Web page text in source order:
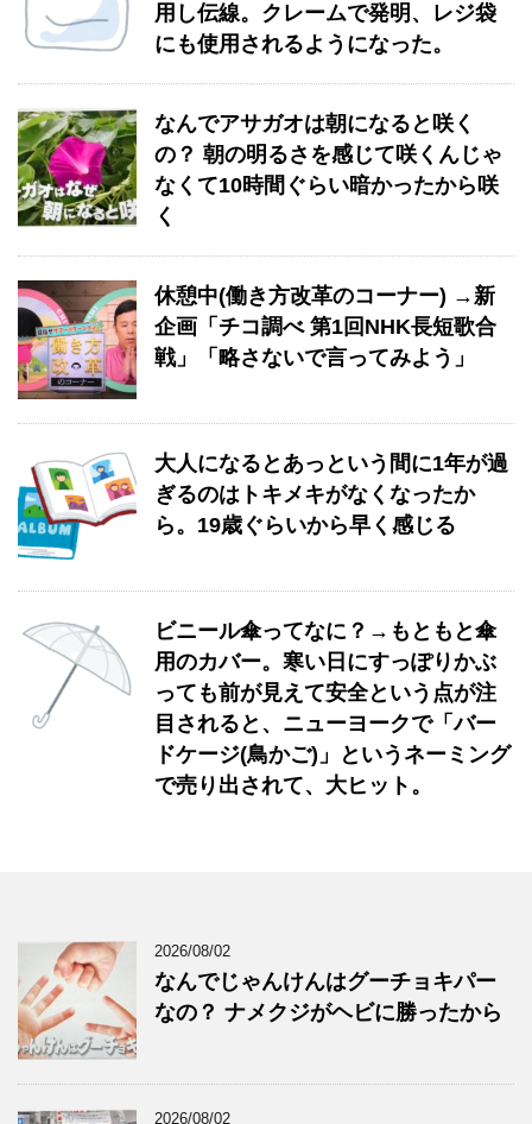
用し伝線。クレームで発明、レジ袋
にも使用されるようになった。
なんでアサガオは朝になると咲く
の？ 朝の明るさを感じて咲くんじゃ
なくて10時間ぐらい暗かったから咲
く
休憩中(働き方改革のコーナー) →新
企画「チコ調べ 第1回NHK長短歌合
戦」「略さないで言ってみよう」
大人になるとあっという間に1年が過
ぎるのはトキメキがなくなったか
ら。19歳ぐらいから早く感じる
ビニール傘ってなに？→もともと傘
用のカバー。寒い日にすっぽりかぶ
っても前が見えて安全という点が注
目されると、ニューヨークで「バー
ドケージ(鳥かご)」というネーミング
で売り出されて、大ヒット。
2026/08/02
なんでじゃんけんはグーチョキパー
なの？ ナメクジがヘビに勝ったから
2026/08/02